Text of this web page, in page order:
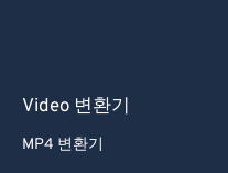
Video 변환기
MP4 변환기